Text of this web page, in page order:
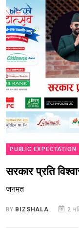
PUBLIC EXPECTATION
सरकार प्रति
जनमत
BY BIZSHALA 2